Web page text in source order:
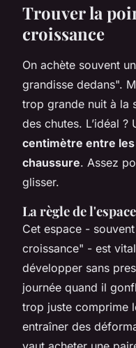
Trouver la
croissance
On achète souvent
grandisse dedans".
trop grande nuit à la
des chutes. L’idéal ?
centimètre entre
chaussure. Assez
glisser.
La règle de
Cet espace -
croissance" - est
développer sans
journée quand il
trop juste comprime
entraîner des